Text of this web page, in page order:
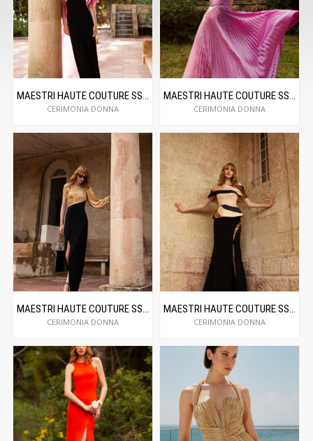
MAESTRI HAUTE COUTURE SS24C5010
CERIMONIA DONNA
MAESTRI HAUTE COUTURE SS24C5011
CERIMONIA DONNA
MAESTRI HAUTE COUTURE SS24C5015
CERIMONIA DONNA
MAESTRI HAUTE COUTURE SS24C5016
CERIMONIA DONNA